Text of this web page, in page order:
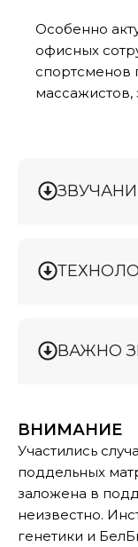
Особенно
офисных
спортсменов
массажистов,
ВАЖНО
ВНИМАНИЕ
Участились
поддельных
заложена в
неизвестно.
генетики и